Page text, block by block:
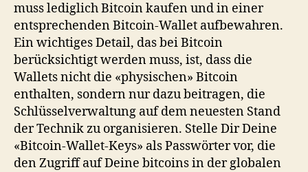
muss lediglich Bitcoin kaufen und in einer
entsprechenden Bitcoin-Wallet aufbewahren.
Ein wichtiges Detail, das bei Bitcoin
berücksichtigt werden muss, ist, dass die
Wallets nicht die «physischen» Bitcoin
enthalten, sondern nur dazu beitragen, die
Schlüsselverwaltung auf dem neuesten Stand
der Technik zu organisieren. Stelle Dir Deine
«Bitcoin-Wallet-Keys» als Passwörter vor, die
den Zugriff auf Deine bitcoins in der globalen